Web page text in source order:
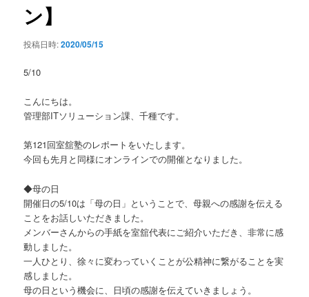
ン】
投稿日時:2020/05/15
5/10
こんにちは。
管理部ITソリューション課、千種です。
第121回室舘塾のレポートをいたします。​
今回も先月と同様にオンラインでの開催となりました。
​◆母の日
開催日の5/10は「母の日」ということで、母親への感謝を伝える
ことをお話しいただきました。
メンバーさんからの手紙を室舘代表にご紹介いただき、非常に感
動しました。
一人ひとり、徐々に変わっていくことが公精神に繋がることを実
感しました。
母の日という機会に、日頃の感謝を伝えていきましょう。